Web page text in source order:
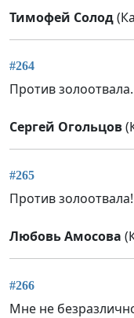
Тимофей Солод
#264
Против золоотвала.
Сергей Огольцов
#265
Против
Любовь Амосова
#266
Мне не